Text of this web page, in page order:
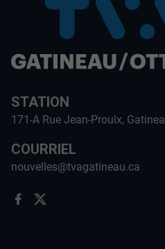
STATION
171-A Rue Jean-Proulx,
COURRIEL
nouvelles@tvagatineau.ca